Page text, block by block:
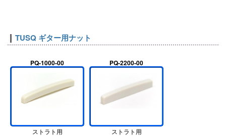
TUSQ ギター用ナット
PQ-1000-00
ストラト用
PQ-2200-00
ストラト用